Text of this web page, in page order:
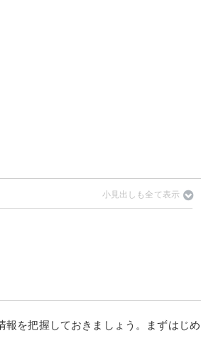
を把握しておきましょう。まずはじめ